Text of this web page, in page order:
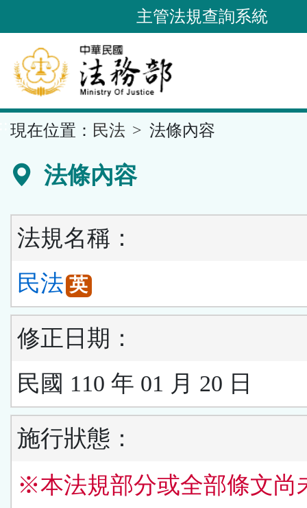
到
要
內
容
區
主管法規查詢系統
現在位置： 民法 法條內容
法條內容
法規名稱：
民法 英
修正日期：
民國 110 年 01 月 20 日
施行狀態：
※本法規部分或全部條文尚